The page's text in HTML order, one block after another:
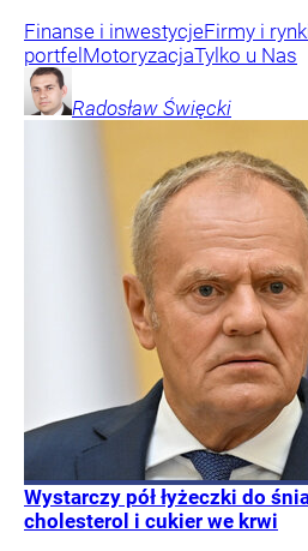
Finanse i inwestycjeFirmy i
portfelMotoryzacjaTylko u Nas
Radosław Święcki
Wystarczy pół łyżeczki do
cholesterol i cukier we krwi